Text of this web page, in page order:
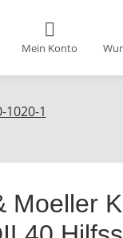
Mein Konto
1
Moeller